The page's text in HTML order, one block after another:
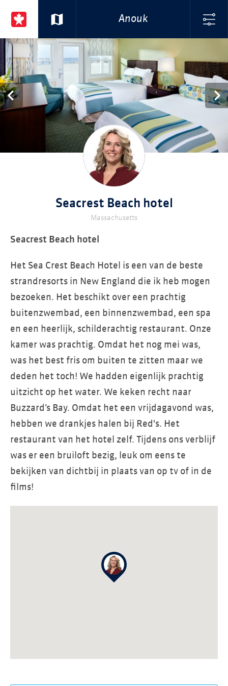
Anouk
Seacrest Beach hotel
Massachusetts
Seacrest Beach hotel
Het Sea Crest Beach Hotel is een van de beste
strandresorts in New England die ik heb mogen
bezoeken. Het beschikt over een prachtig
buitenzwembad, een binnenzwembad, een spa
en een heerlijk, schilderachtig restaurant. Onze
kamer was prachtig. Omdat het nog mei was,
was het best fris om buiten te zitten maar we
deden het toch! We hadden eigenlijk prachtig
uitzicht op het water. We keken recht naar
Buzzard’s Bay. Omdat het een vrijdagavond was,
hebben we drankjes halen bij Red's. Het
restaurant van het hotel zelf. Tijdens ons verblijf
was er een bruiloft bezig, leuk om eens te
bekijken van dichtbij in plaats van op tv of in de
films!